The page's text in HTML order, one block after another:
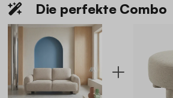
Die perfekte Combo